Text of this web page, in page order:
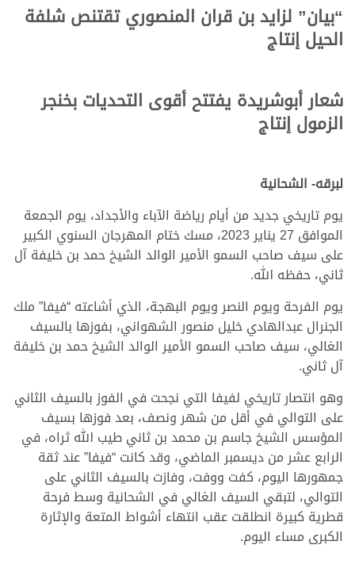
“بيان” لزايد بن قران المنصوري تقتنص شلفة
الحيل إنتاج
شعار أبوشريدة يفتتح أقوى التحديات بخنجر
الزمول إنتاج
لبرقه- الشحانية
يوم تاريخي جديد من أيام رياضة الآباء والأجداد، يوم الجمعة
الموافق 27 يناير 2023، مسك ختام المهرجان السنوي الكبير
على سيف صاحب السمو الأمير الوالد الشيخ حمد بن خليفة آل
ثاني، حفظه الله.
يوم الفرحة ويوم النصر ويوم البهجة، الذي أشاعته “فيفا” ملك
الجنرال عبدالهادي خليل منصور الشهواني، بفوزها بالسيف
الغالي، سيف صاحب السمو الأمير الوالد الشيخ حمد بن خليفة
آل ثاني.
وهو انتصار تاريخي لفيفا التي نجحت في الفوز بالسيف الثاني
على التوالي في أقل من شهر ونصف، بعد فوزها بسيف
المؤسس الشيخ جاسم بن محمد بن ثاني طيب الله ثراه، في
الرابع عشر من ديسمبر الماضي، وقد كانت “فيفا” عند ثقة
جمهورها اليوم، كفت ووفت، وفازت بالسيف الثاني على
التوالي، لتبقي السيف الغالي في الشحانية وسط فرحة
قطرية كبيرة انطلقت عقب انتهاء أشواط المتعة والإثارة
الكبرى مساء اليوم.